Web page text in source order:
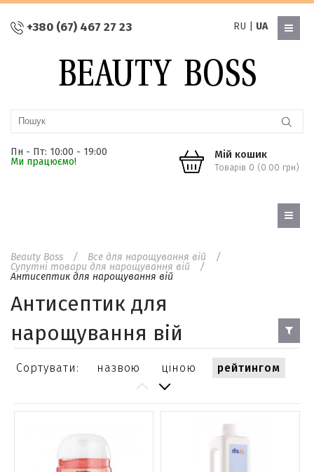
+380 (67) 467 27 23 RU UA
Пн - Пт: 10:00 - 19:00
Ми працюємо!
Мій кошик
Товарів 0 (0.00 грн)
Beauty Boss
Все для нарощування вій
Супутні товари для нарощування вій
Антисептик для нарощування вій
Антисептик для
нарощування вій
Сортувати: назвою ціною рейтингом